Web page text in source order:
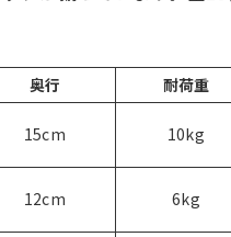
奥行 耐荷重
15cm 10kg
12cm 6kg